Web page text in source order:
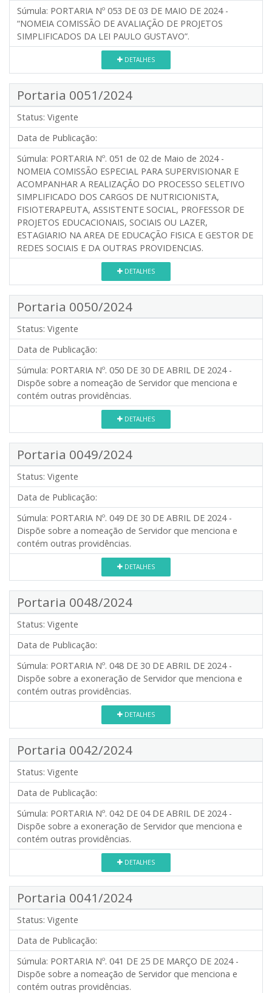
Súmula: PORTARIA Nº 053 DE 03 DE MAIO DE 2024 -
“NOMEIA COMISSÃO DE AVALIAÇÃO DE PROJETOS
SIMPLIFICADOS DA LEI PAULO GUSTAVO”.
DETALHES
Portaria 0051/2024
Status: Vigente
Data de Publicação:
Súmula: PORTARIA Nº. 051 de 02 de Maio de 2024 -
NOMEIA COMISSÃO ESPECIAL PARA SUPERVISIONAR E
ACOMPANHAR A REALIZAÇÃO DO PROCESSO SELETIVO
SIMPLIFICADO DOS CARGOS DE NUTRICIONISTA,
FISIOTERAPEUTA, ASSISTENTE SOCIAL, PROFESSOR DE
PROJETOS EDUCACIONAIS, SOCIAIS OU LAZER,
ESTAGIARIO NA AREA DE EDUCAÇÃO FISICA E GESTOR DE
REDES SOCIAIS E DA OUTRAS PROVIDENCIAS.
DETALHES
Portaria 0050/2024
Status: Vigente
Data de Publicação:
Súmula: PORTARIA Nº. 050 DE 30 DE ABRIL DE 2024 -
Dispõe sobre a nomeação de Servidor que menciona e
contém outras providências.
DETALHES
Portaria 0049/2024
Status: Vigente
Data de Publicação:
Súmula: PORTARIA Nº. 049 DE 30 DE ABRIL DE 2024 -
Dispõe sobre a nomeação de Servidor que menciona e
contém outras providências.
DETALHES
Portaria 0048/2024
Status: Vigente
Data de Publicação:
Súmula: PORTARIA Nº. 048 DE 30 DE ABRIL DE 2024 -
Dispõe sobre a exoneração de Servidor que menciona e
contém outras providências.
DETALHES
Portaria 0042/2024
Status: Vigente
Data de Publicação:
Súmula: PORTARIA Nº. 042 DE 04 DE ABRIL DE 2024 -
Dispõe sobre a exoneração de Servidor que menciona e
contém outras providências.
DETALHES
Portaria 0041/2024
Status: Vigente
Data de Publicação:
Súmula: PORTARIA Nº. 041 DE 25 DE MARÇO DE 2024 -
Dispõe sobre a nomeação de Servidor que menciona e
contém outras providências.